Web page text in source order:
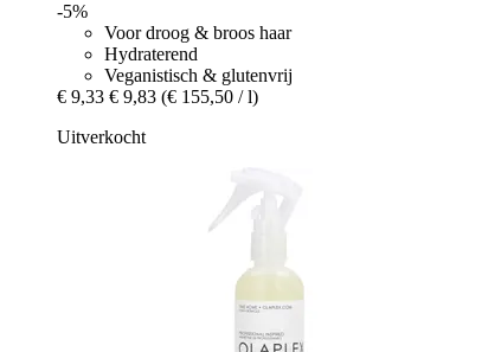
-5%
Voor droog & broos haar
Hydraterend
Veganistisch & glutenvrij
€ 9,33 € 9,83 (€ 155,50 / l)
Uitverkocht